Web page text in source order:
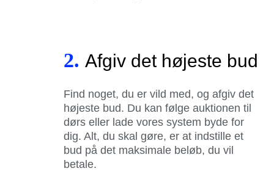
2. Afgiv det højeste bud
Find noget, du er vild med, og afgiv det
højeste bud. Du kan følge auktionen til
dørs eller lade vores system byde for
dig. Alt, du skal gøre, er at indstille et
bud på det maksimale beløb, du vil
betale.